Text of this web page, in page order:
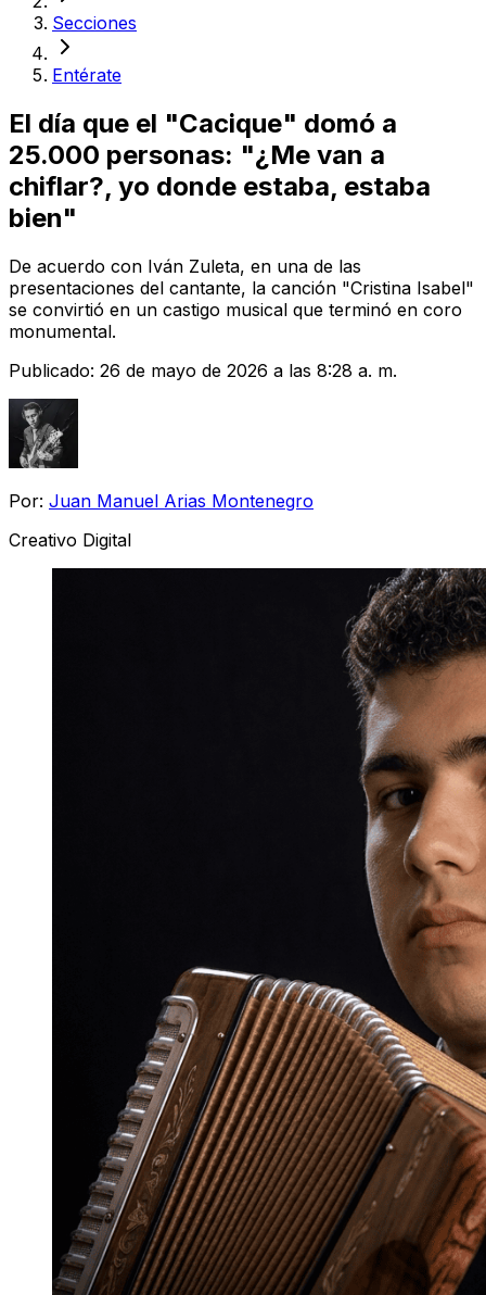
Secciones
Entérate
El día que el "Cacique" domó a
25.000 personas: "¿Me van a
chiflar?, yo donde estaba, estaba
bien"
De acuerdo con Iván Zuleta, en una de las
presentaciones del cantante, la canción "Cristina Isabel"
se convirtió en un castigo musical que terminó en coro
monumental.
Publicado: 26 de mayo de 2026 a las 8:28 a. m.
Por: Juan Manuel Arias Montenegro
Creativo Digital